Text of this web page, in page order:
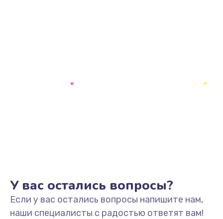
У вас остались вопросы?
Если у вас остались вопросы напишите нам,
наши специалисты с радостью ответят вам!